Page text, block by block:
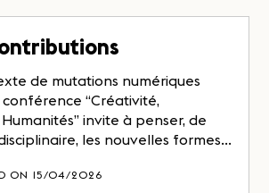
de mutations numériques
“Créativité,
invite à penser, de
les nouvelles formes...
ON 15/04/2026